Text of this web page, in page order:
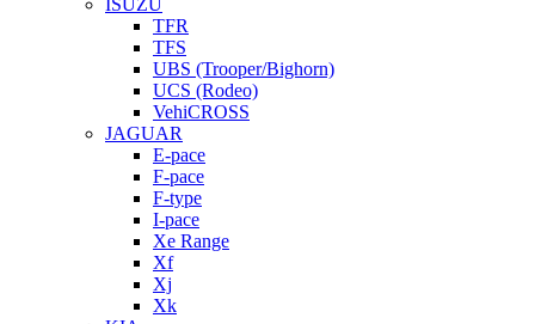
ISUZU
TFR
TFS
UBS (Trooper/Bighorn)
UCS (Rodeo)
VehiCROSS
JAGUAR
E-pace
F-pace
F-type
I-pace
Xe Range
Xf
Xj
Xk